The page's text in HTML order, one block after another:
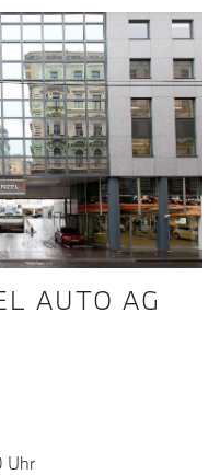
AUTO AG
Uhr